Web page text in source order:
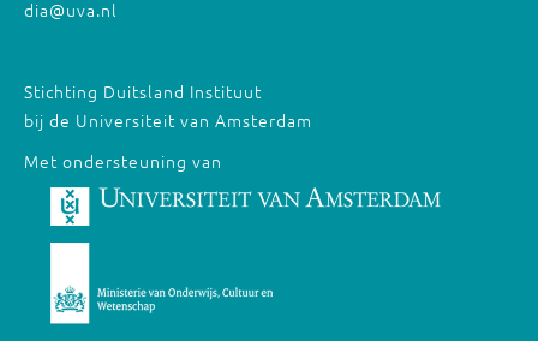
dia@uva.nl
Stichting Duitsland Instituut
bij de Universiteit van Amsterdam
Met ondersteuning van